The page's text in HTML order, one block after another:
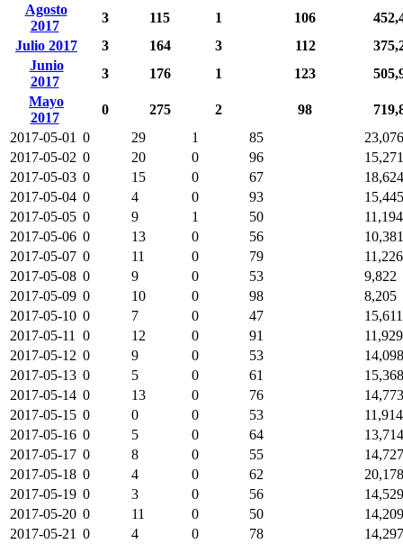
Agosto
2017
3 115 1 106
Julio 2017
3 164 3 112
Junio
2017
3 176 1 123
Mayo
2017
0 275 2 98
2017-05-01 0 29 1 85
23,076
2017-05-02 0 20 0 96
15,271
2017-05-03 0 15 0 67
18,624
2017-05-04 0 4 0 93
15,445
2017-05-05 0 9 1 50
11,194
2017-05-06 0 13 0 56
10,381
2017-05-07 0 11 0 79
11,226
2017-05-08 0 9 0 53
9,822
2017-05-09 0 10 0 98
8,205
2017-05-10 0 7 0 47
15,611
2017-05-11
0 12 0 91
11,929
2017-05-12 0 9 0 53
14,098
2017-05-13 0 5 0 61
15,368
2017-05-14 0 13 0 76
14,773
2017-05-15 0 0 0 53
11,914
2017-05-16 0 5 0 64
13,714
2017-05-17 0 8 0 55
14,727
2017-05-18 0 4 0 62
20,178
2017-05-19 0 3 0 56
14,529
2017-05-20 0 11 0 50
14,209
2017-05-21 0 4 0 78 14,297